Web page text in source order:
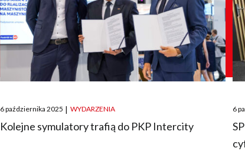
Posted
on
6 października 2025 | WYDARZENIA
Kolejne symulatory trafią do PKP Intercity
on
6